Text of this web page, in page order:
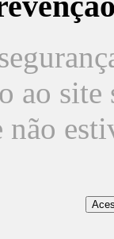
ao
não